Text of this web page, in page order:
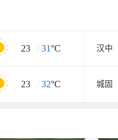
23 / 31°C 汉中
23 / 32°C 城固